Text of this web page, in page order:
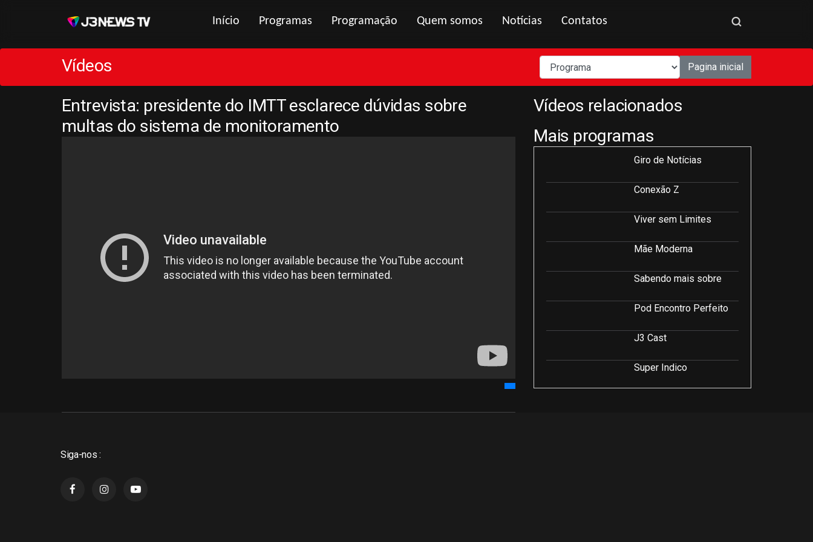
Início Programas Programação Quem somos Notícias Contatos
Vídeos Pagina inicial
Entrevista: presidente do IMTT esclarece dúvidas sobre
multas do sistema de monitoramento
Vídeos relacionados
Mais programas
Giro de Notícias
Conexão Z
Viver sem Limites
Mãe Moderna
Sabendo mais sobre
Pod Encontro Perfeito
J3 Cast
Super Indico
Siga-nos :